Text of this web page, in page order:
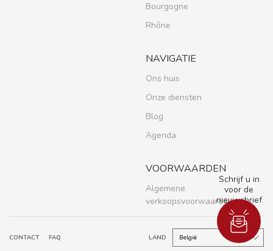
Bourgogne
Rhône
NAVIGATIE
Ons huis
Onze diensten
Blog
Agenda
VOORWAARDEN
Algemene
verkoopsvoorwaarden
CONTACT FAQ LAND
Schrijf u in
voor de
nieuwsbrief